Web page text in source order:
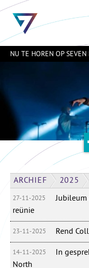
Sla
links
naar
menu
NU TE HOREN OP SEVEN
ARCHIEF 2025
27-11-2025
Jubileum
reünie
23-11-2025 Rend
14-11-2025
In
North